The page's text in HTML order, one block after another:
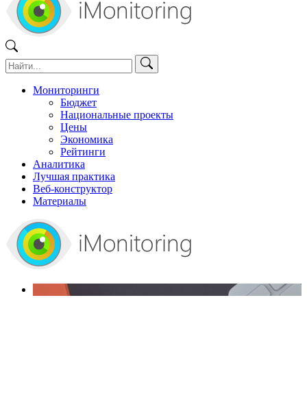
Мониторинги
Бюджет
Национальные проекты
Цены
Экономика
Рейтинги
Аналитика
Лучшая практика
Веб-конструктор
Материалы